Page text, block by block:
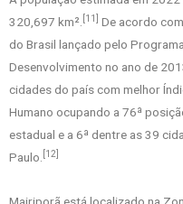
320,697 km². [11] De acordo
do Brasil lançado pelo
Desenvolvimento no ano de
cidades do país com melhor
Humano ocupando a 76ª
estadual e a 6ª dentre as 39
Paulo. [12]
Mairiporã está localizado na